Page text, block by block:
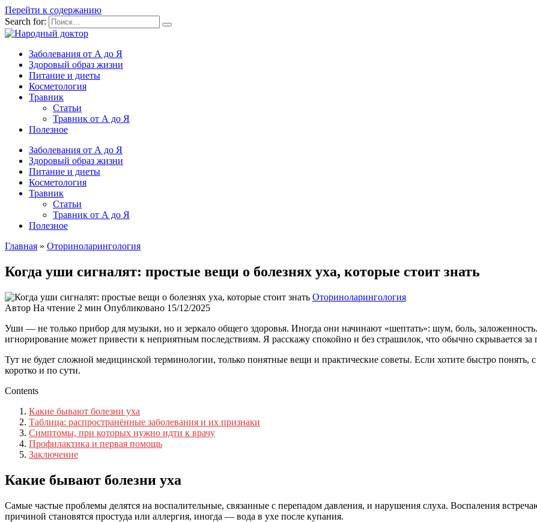
Перейти к содержанию
Search for:
Заболевания от А до Я
Здоровый образ жизни
Питание и диеты
Косметология
Травник
Статьи
Травник от А до Я
Полезное
Заболевания от А до Я
Здоровый образ жизни
Питание и диеты
Косметология
Травник
Статьи
Травник от А до Я
Полезное
Главная » Оториноларингология
Когда уши сигналят: простые вещи о болезнях уха, которые стоит знать
Оториноларингология
Автор На чтение 2 мин Опубликовано 15/12/2025
Уши — не только прибор для музыки, но и зеркало общего здоровья. Иногда они начинают «шептать»: шум, боль,
игнорирование может привести к неприятным последствиям. Я расскажу спокойно и без страшилок, что обычно скрывается
Тут не будет сложной медицинской терминологии, только понятные вещи и практические советы. Если хотите быстро
коротко и по сути.
Contents
Какие бывают болезни уха
Таблица: распространённые заболевания и их признаки
Симптомы, при которых нужно идти к врачу
Профилактика и первая помощь
Заключение
Какие бывают болезни уха
Самые частые проблемы делятся на воспалительные, связанные с перепадом давления, и нарушения слуха. Воспаления
причиной становятся простуда или аллергия, иногда — вода в ухе после купания.